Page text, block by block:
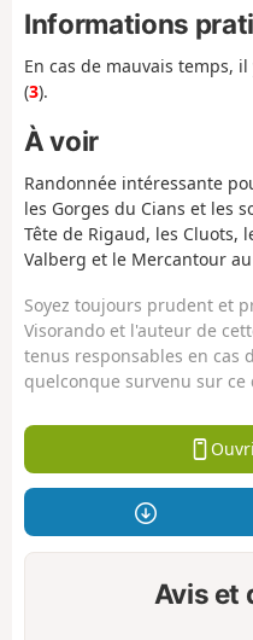
Informations
En cas de mauvais temps,
(3).
À voir
Randonnée intéressante
les Gorges du Cians et les
Tête de Rigaud, les Cluots,
Valberg et le Mercantour
Soyez toujours prudent et
Visorando et l'auteur de
tenus responsables en cas
quelconque survenu sur ce
Avis et